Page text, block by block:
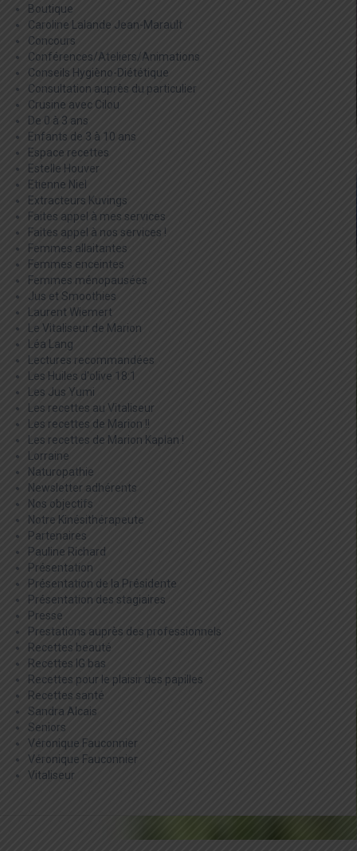
Boutique
Caroline Lalande Jean-Marault
Concours
Conférences/Ateliers/Animations
Conseils Hygièno-Diététique
Consultation auprès du particulier
Crusine avec Cilou
De 0 à 3 ans
Enfants de 3 à 10 ans
Espace recettes
Estelle Houver
Etienne Niel
Extracteurs Kuvings
Faites appel à mes services
Faites appel à nos services !
Femmes allaitantes
Femmes enceintes
Femmes ménopausées
Jus et Smoothies
Laurent Wiemert
Le Vitaliseur de Marion
Léa Lang
Lectures recommandées
Les Huiles d'olive 18:1
Les Jus Yumi
Les recettes au Vitaliseur
Les recettes de Marion !!
Les recettes de Marion Kaplan !
Lorraine
Naturopathie
Newsletter adhérents
Nos objectifs
Notre Kinésithérapeute
Partenaires
Pauline Richard
Présentation
Présentation de la Présidente
Présentation des stagiaires
Presse
Prestations auprès des professionnels
Recettes beauté
Recettes IG bas
Recettes pour le plaisir des papilles
Recettes santé
Sandra Alcais
Seniors
Véronique Fauconnier
Véronique Fauconnier
Vitaliseur